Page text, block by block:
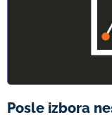
Posle izbora